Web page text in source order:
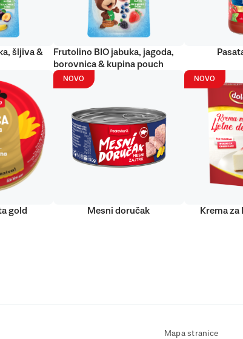
šljiva &
Frutolino BIO jabuka, jagoda,
borovnica & kupina pouch
gold
NOVO
Mesni doručak
NOVO
Krema
Mapa stranice